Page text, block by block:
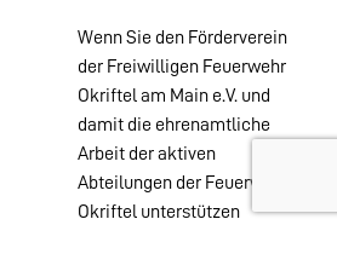
Wenn Sie den Förderverein
der Freiwilligen Feuerwehr
Okriftel am Main e.V. und
damit die ehrenamtliche
Arbeit der aktiven
Abteilungen der Feuerwehr
Okriftel unterstützen